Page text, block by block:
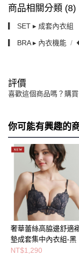
商品相關分類 (8)
▎ SET ▸ 成套內衣組
▎ BRA ▸ 內衣機能
評價
喜歡這個商品嗎？購
你可能有興趣的
奢華蕾絲高脇邊舒適
墊成套集中內衣組-黑
NT$1,290